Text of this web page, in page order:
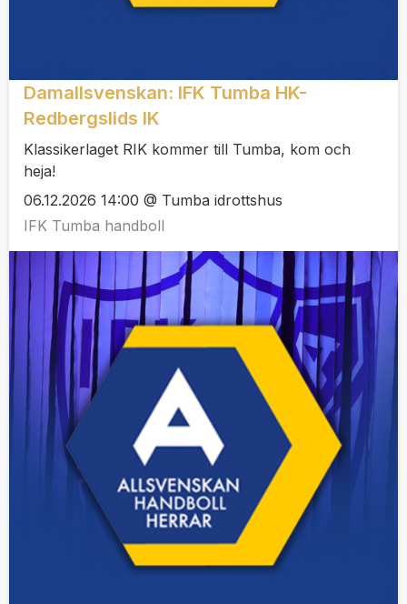
Damallsvenskan: IFK Tumba HK-
Redbergslids IK
Klassikerlaget RIK kommer till Tumba, kom och
heja!
06.12.2026 14:00 @ Tumba idrottshus
IFK Tumba handboll